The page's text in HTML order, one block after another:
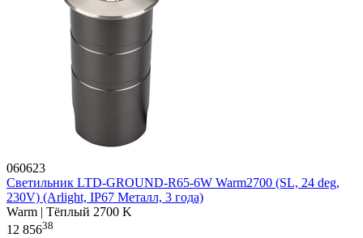
060623
Светильник LTD-GROUND-R65-6W Warm2700 (SL, 24 deg,
230V) (Arlight, IP67 Металл, 3 года)
Warm | Тёплый 2700 K
12 85638